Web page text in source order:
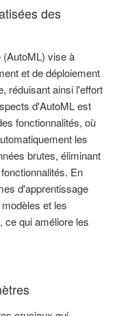
des
(AutoML) vise à
et de déploiement
réduisant ainsi l'effort
d'AutoML est
fonctionnalités, où
les
brutes, éliminant
En
d'apprentissage
et les
ce qui améliore les